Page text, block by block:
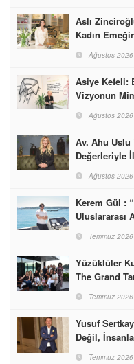
Aslı
Kadın
Ağustos 2026
Asiye Kefeli:
Vizyonun
Ağustos 2026
Av. Ahu Uslu
Değerleriyle
Ağustos 2026
Kerem Gül :
Uluslararası
Markası
Temmuz 2026
Yüzüklüler
The Grand
Temmuz 2026
Yusuf
Değil,
Temmuz 2026